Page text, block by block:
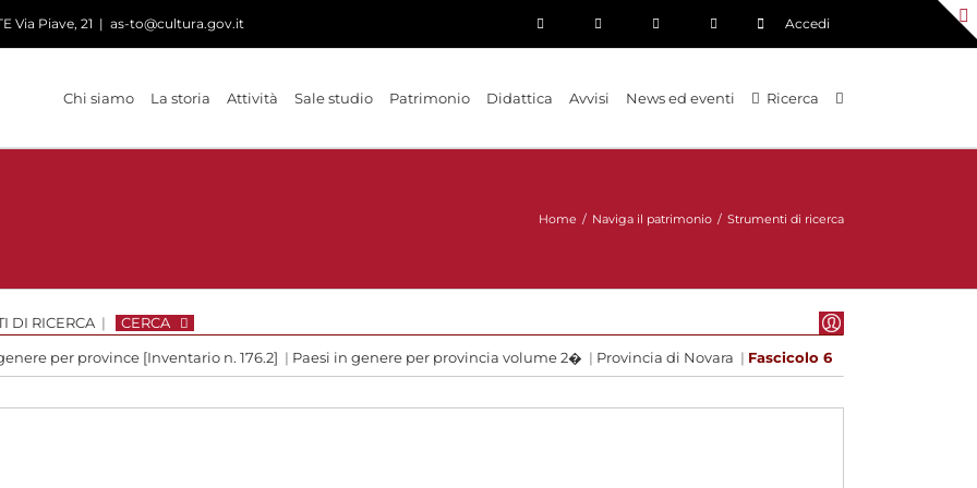
Via Piave, 21 | as-to@cultura.gov.it Accedi
Chi siamo La storia Attività Sale studio Patrimonio Didattica Avvisi News ed eventi Ricerca
Home / Naviga il patrimonio / Strumenti di ricerca
DI RICERCA | CERCA
per province [Inventario n. 176.2] | Paesi in genere per provincia volume 2� | Provincia di Novara | Fascicolo 6